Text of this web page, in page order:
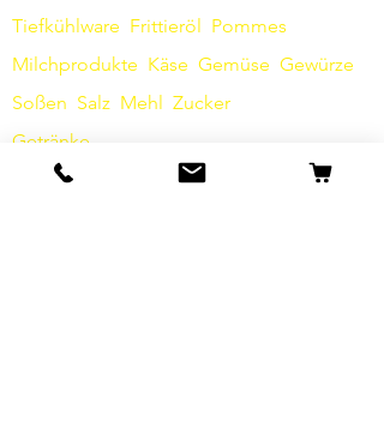
Tiefkühlware Frittieröl Pommes
Milchprodukte Käse Gemüse Gewürze
Soßen Salz Mehl Zucker
Getränke
Hygieneartikel